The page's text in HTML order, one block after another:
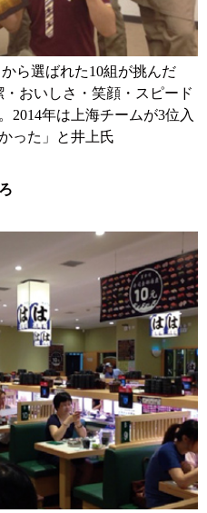
ら選ばれた10組が挑んだ
・おいしさ・笑顔・スピード
2014年は上海チームが3位入
った」と井上氏